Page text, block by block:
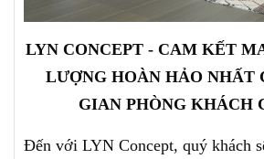
LYN CONCEPT - CAM KẾT
LƯỢNG HOÀN HẢO NHẤT
GIAN PHÒNG KHÁCH
Đến với LYN Concept, quý khách